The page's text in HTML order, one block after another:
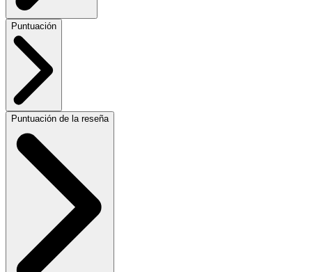
Puntuación
Puntuación de la reseña